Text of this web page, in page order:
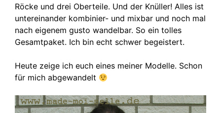
Röcke und drei Oberteile. Und der Knüller! Alles ist
untereinander kombinier- und mixbar und noch mal
nach eigenem gusto wandelbar. So ein tolles
Gesamtpaket. Ich bin echt schwer begeistert.
Heute zeige ich euch eines meiner Modelle. Schon
für mich abgewandelt